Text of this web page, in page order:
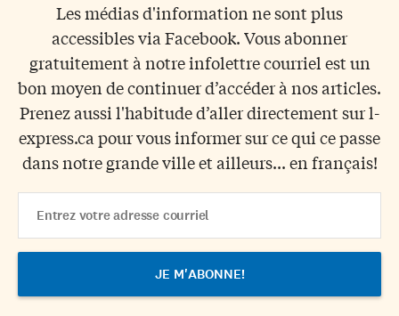
Les médias d'information ne sont plus
accessibles via Facebook. Vous abonner
gratuitement à notre infolettre courriel est un
bon moyen de continuer d’accéder à nos articles.
Prenez aussi l'habitude d’aller directement sur l-
express.ca pour vous informer sur ce qui ce passe
dans notre grande ville et ailleurs... en français!
Address